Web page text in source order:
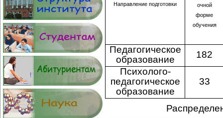
Направление подготовки
очной
форме
обучения
Педагогическое
образование
182
Психолого-
педагогическое
образование
33